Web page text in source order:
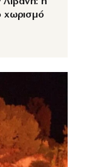
χωρισμό